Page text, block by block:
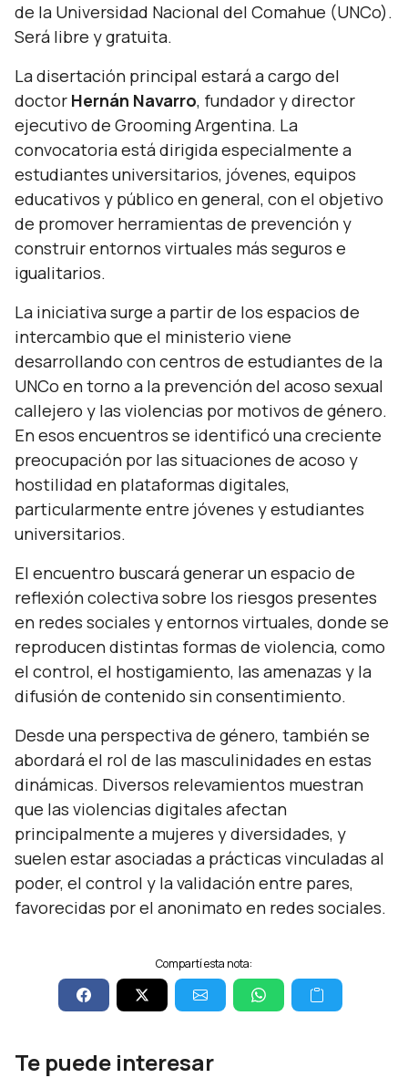
de la Universidad Nacional del Comahue (UNCo).
Será libre y gratuita.
La disertación principal estará a cargo del
doctor Hernán Navarro, fundador y director
ejecutivo de Grooming Argentina. La
convocatoria está dirigida especialmente a
estudiantes universitarios, jóvenes, equipos
educativos y público en general, con el objetivo
de promover herramientas de prevención y
construir entornos virtuales más seguros e
igualitarios.
La iniciativa surge a partir de los espacios de
intercambio que el ministerio viene
desarrollando con centros de estudiantes de la
UNCo en torno a la prevención del acoso sexual
callejero y las violencias por motivos de género.
En esos encuentros se identificó una creciente
preocupación por las situaciones de acoso y
hostilidad en plataformas digitales,
particularmente entre jóvenes y estudiantes
universitarios.
El encuentro buscará generar un espacio de
reflexión colectiva sobre los riesgos presentes
en redes sociales y entornos virtuales, donde se
reproducen distintas formas de violencia, como
el control, el hostigamiento, las amenazas y la
difusión de contenido sin consentimiento.
Desde una perspectiva de género, también se
abordará el rol de las masculinidades en estas
dinámicas. Diversos relevamientos muestran
que las violencias digitales afectan
principalmente a mujeres y diversidades, y
suelen estar asociadas a prácticas vinculadas al
poder, el control y la validación entre pares,
favorecidas por el anonimato en redes sociales.
Compartí esta nota:
Te puede interesar